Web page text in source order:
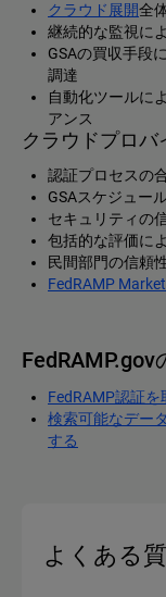
クラウド展開全
継続的な監視に
GSAの買収手段
調達
自動化ツールに
アンス
クラウドプロバ
認証プロセスの
GSAスケジュー
セキュリティの
包括的な評価に
民間部門の信頼
FedRAMP
FedRAMP.gov
FedRAMP認証
検索可能なデー
する
よくある